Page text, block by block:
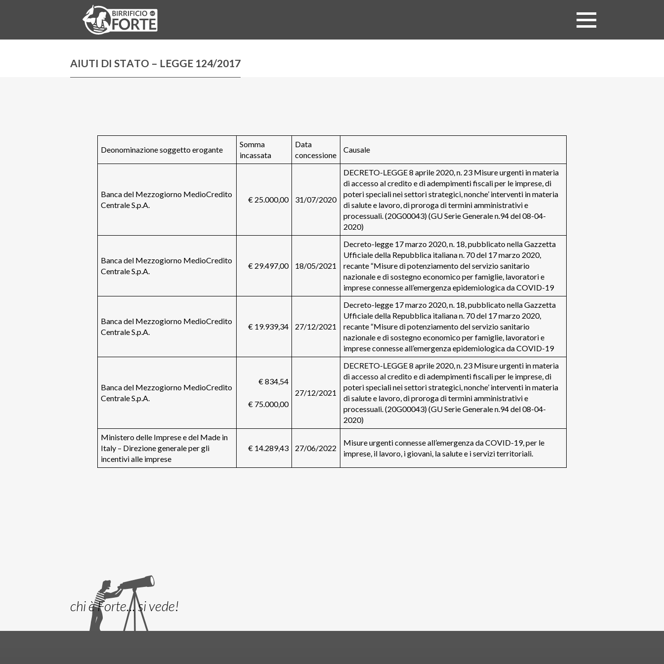
Menu
AIUTI DI STATO – LEGGE 124/2017
Deonominazione soggetto erogante
Somma
incassata
Data
concessione
Causale
Banca del Mezzogiorno MedioCredito
Centrale S.p.A.
€ 25.000,00 31/07/2020
DECRETO-LEGGE 8 aprile 2020, n. 23 Misure urgenti in materia
di accesso al credito e di adempimenti fiscali per le imprese, di
poteri speciali nei settori strategici, nonche’ interventi in materia
di salute e lavoro, di proroga di termini amministrativi e
processuali. (20G00043) (GU Serie Generale n.94 del 08-04-
2020)
Banca del Mezzogiorno MedioCredito
Centrale S.p.A.
€ 29.497,00 18/05/2021
Decreto-legge 17 marzo 2020, n. 18, pubblicato nella Gazzetta
Ufficiale della Repubblica italiana n. 70 del 17 marzo 2020,
recante “Misure di potenziamento del servizio sanitario
nazionale e di sostegno economico per famiglie, lavoratori e
imprese connesse all’emergenza epidemiologica da COVID-19
Banca del Mezzogiorno MedioCredito
Centrale S.p.A.
€ 19.939,34 27/12/2021
Decreto-legge 17 marzo 2020, n. 18, pubblicato nella Gazzetta
Ufficiale della Repubblica italiana n. 70 del 17 marzo 2020,
recante “Misure di potenziamento del servizio sanitario
nazionale e di sostegno economico per famiglie, lavoratori e
imprese connesse all’emergenza epidemiologica da COVID-19
Banca del Mezzogiorno MedioCredito
Centrale S.p.A.
€ 834,54
€ 75.000,00
27/12/2021
DECRETO-LEGGE 8 aprile 2020, n. 23 Misure urgenti in materia
di accesso al credito e di adempimenti fiscali per le imprese, di
poteri speciali nei settori strategici, nonche’ interventi in materia
di salute e lavoro, di proroga di termini amministrativi e
processuali. (20G00043) (GU Serie Generale n.94 del 08-04-
2020)
Ministero delle Imprese e del Made in
Italy – Direzione generale per gli
incentivi alle imprese
€ 14.289,43 27/06/2022
Misure urgenti connesse all’emergenza da COVID-19, per le
imprese, il lavoro, i giovani, la salute e i servizi territoriali.
chi è Forte... si vede!